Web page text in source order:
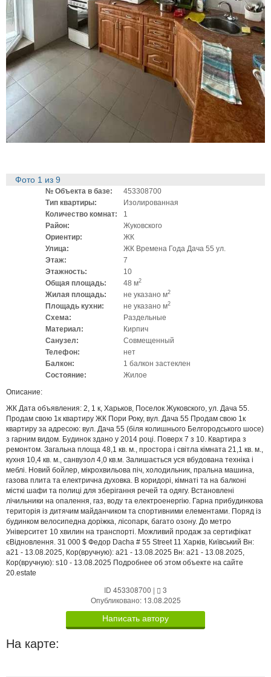
Фото 1 из 9
№ Объекта в базе:
453308700
Тип квартиры:
Изолированная
Количество комнат:
1
Район:
Жуковского
Ориентир:
ЖК
Улица:
ЖК Времена Года Дача 55 ул.
Этаж:
7
Этажность:
10
Общая площадь:
48 м2
Жилая площадь: не указано м2
Площадь кухни: не указано м2
Схема:
Раздельные
Материал:
Кирпич
Санузел:
Совмещенный
Телефон:
нет
Балкон:
1 балкон застеклен
Состояние:
Жилое
Описание:
ЖК Дата объявления: 2, 1 к, Харьков, Поселок Жуковского, ул. Дача 55.
Продам свою 1к квартиру ЖК Пори Року, вул. Дача 55 Продам свою 1к
квартиру за адресою: вул. Дача 55 (біля колишнього Белгородського шосе)
з гарним видом. Будинок здано у 2014 році. Поверх 7 з 10. Квартира з
ремонтом. Загальна площа 48,1 кв. м., простора і світла кімната 21,1 кв. м.,
кухня 10,4 кв. м., санвузол 4,0 кв.м. Залишається уся вбудована техніка і
меблі. Новий бойлер, мікрохвильова піч, холодильник, пральна машина,
газова плита та електрична духовка. В коридорі, кімнаті та на балконі
місткі шафи та полиці для зберігання речей та одягу. Встановлені
лічильники на опалення, газ, воду та електроенергію. Гарна прибудинкова
територія із дитячим майданчиком та спортивними елементами. Поряд із
будинком велосипедна доріжка, лісопарк, багато озону. До метро
Університет 10 хвилин на транспорті. Можливий продаж за сертифікат
єВідновлення. 31 000 $ Федор Dacha # 55 Street 11 Харків, Київський Вн:
a21 - 13.08.2025, Кор(вручную): a21 - 13.08.2025 Вн: a21 - 13.08.2025,
Кор(вручную): s10 - 13.08.2025 Подробнее об этом объекте на сайте
20.estate
ID 453308700 |
3
Опубликовано: 13.08.2025
Написать автору
На карте: